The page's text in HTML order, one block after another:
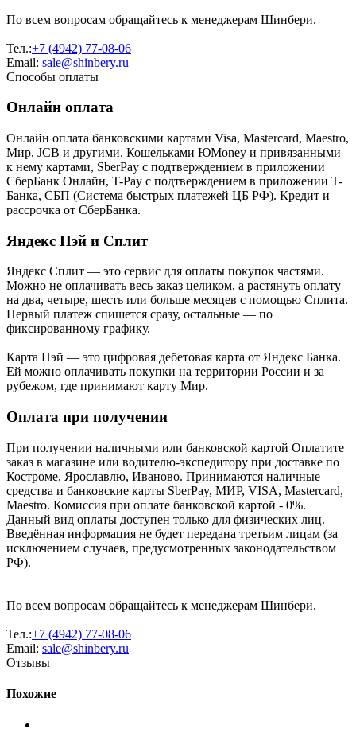
По всем вопросам обращайтесь к менеджерам Шинбери.
Тел.:+7 (4942) 77-08-06
Email: sale@shinbery.ru
Способы оплаты
Онлайн оплата
Онлайн оплата банковскими картами Visa, Mastercard, Maestro,
Мир, JCB и другими. Кошельками ЮMoney и привязанными
к нему картами, SberPay с подтверждением в приложении
СберБанк Онлайн, T-Pay с подтверждением в приложении T-
Банка, СБП (Система быстрых платежей ЦБ РФ). Кредит и
рассрочка от СберБанка.
Яндекс Пэй и Сплит
Яндекс Cплит — это сервис для оплаты покупок частями.
Можно не оплачивать весь заказ целиком, а растянуть оплату
на два, четыре, шесть или больше месяцев с помощью Сплита.
Первый платеж спишется сразу, остальные — по
фиксированному графику.
Карта Пэй — это цифровая дебетовая карта от Яндекс Банка.
Ей можно оплачивать покупки на территории России и за
рубежом, где принимают карту Мир.
Оплата при получении
При получении наличными или банковской картой Оплатите
заказ в магазине или водителю-экспедитору при доставке по
Костроме, Ярославлю, Иваново. Принимаются наличные
средства и банковские карты SberPay, МИР, VISA, Mastercard,
Maestro. Комиссия при оплате банковской картой - 0%.
Данный вид оплаты доступен только для физических лиц.
Введённая информация не будет передана третьим лицам (за
исключением случаев, предусмотренных законодательством
РФ).
По всем вопросам обращайтесь к менеджерам Шинбери.
Тел.:+7 (4942) 77-08-06
Email: sale@shinbery.ru
Отзывы
Похожие